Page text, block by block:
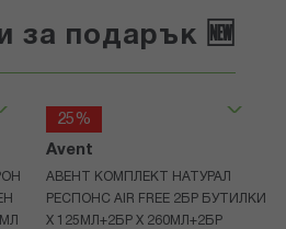
за подарък 🆕
25%
Avent
АВЕНТ КОМПЛЕКТ НАТУРАЛ
РЕСПОНС AIR FREE 2БР БУТИЛКИ
Х 125МЛ+2БР Х 260МЛ+2БР